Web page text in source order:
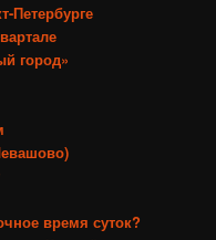
Петербурге
город»
время суток?